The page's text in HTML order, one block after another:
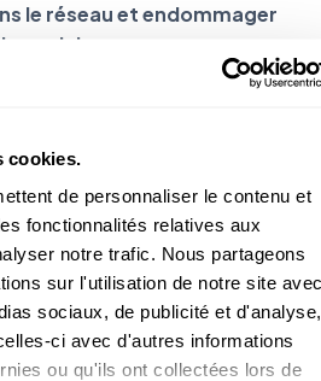
cookies.
de personnaliser le contenu et
fonctionnalités relatives aux
notre trafic. Nous partageons
sur l'utilisation de notre site
sociaux, de publicité et d'analyse,
ci avec d'autres informations
ou qu'ils ont collectées lors de
le réseau et endommager
solaire
car vos panneaux solaires se
disjoncte.
préciser que la France
réseaux au monde. Les
rares.